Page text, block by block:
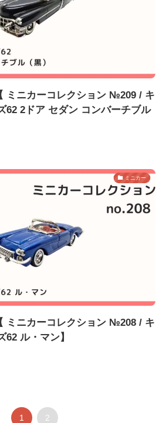
ミニカーコレクション №209 / キ
62 2ドア セダン コンバーチブル
ミニカー
ミニカーコレクション №208 / キ
62 ル・マン】
1 2